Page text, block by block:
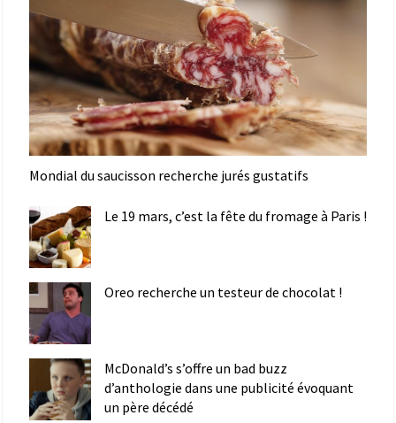
Mondial du saucisson recherche jurés gustatifs
Le 19 mars, c’est la fête du fromage à Paris !
Oreo recherche un testeur de chocolat !
McDonald’s s’offre un bad buzz
d’anthologie dans une publicité évoquant
un père décédé